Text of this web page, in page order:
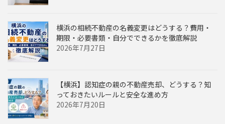
横浜の相続不動産の名義変更はどうする？費用・
期限・必要書類・自分でできるかを徹底解説
2026年7月27日
【横浜】認知症の親の不動産売却、どうする？知
っておきたいルールと安全な進め方
2026年7月20日